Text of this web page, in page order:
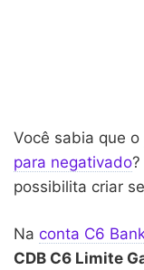
Você sabia que o
para negativado
possibilita criar
Na conta C6
CDB C6 Limite